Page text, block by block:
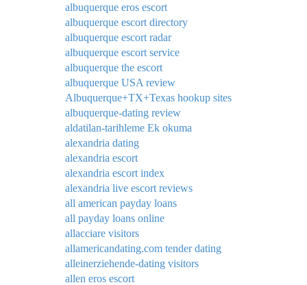
albuquerque eros escort
albuquerque escort directory
albuquerque escort radar
albuquerque escort service
albuquerque the escort
albuquerque USA review
Albuquerque+TX+Texas hookup sites
albuquerque-dating review
aldatilan-tarihleme Ek okuma
alexandria dating
alexandria escort
alexandria escort index
alexandria live escort reviews
all american payday loans
all payday loans online
allacciare visitors
allamericandating.com tender dating
alleinerziehende-dating visitors
allen eros escort